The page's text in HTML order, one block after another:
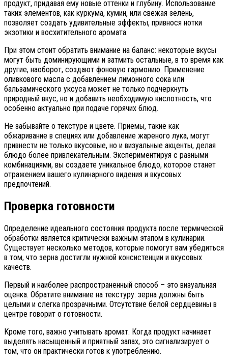
продукт, придавая ему новые оттенки и глубину. Использование
таких элементов, как куркума, кумин, или свежая зелень,
позволяет создать удивительные эффекты, привнося нотки
экзотики и восхитительного аромата.
При этом стоит обратить внимание на баланс: некоторые вкусы
могут быть доминирующими и затмить остальные, в то время как
другие, наоборот, создают фоновую гармонию. Применение
оливкового масла с добавлением лимонного сока или
бальзамического уксуса может не только подчеркнуть
природный вкус, но и добавить необходимую кислотность, что
особенно актуально при подаче горячих блюд.
Не забывайте о текстуре и цвете. Приемы, такие как
обжаривание в специях или добавление жареного лука, могут
привнести не только вкусовые, но и визуальные акценты, делая
блюдо более привлекательным. Экспериментируя с разными
комбинациями, вы создаете уникальное блюдо, которое станет
отражением вашего кулинарного видения и вкусовых
предпочтений.
Проверка готовности
Определение идеального состояния продукта после термической
обработки является критически важным этапом в кулинарии.
Существует несколько методов, которые помогут вам убедиться
в том, что зерна достигли нужной консистенции и вкусовых
качеств.
Первый и наиболее распространенный способ – это визуальная
оценка. Обратите внимание на текстуру: зерна должны быть
целыми и слегка прозрачными. Отсутствие белой сердцевины в
центре говорит о готовности.
Кроме того, важно учитывать аромат. Когда продукт начинает
выделять насыщенный и приятный запах, это сигнализирует о
том, что он практически готов к употреблению.